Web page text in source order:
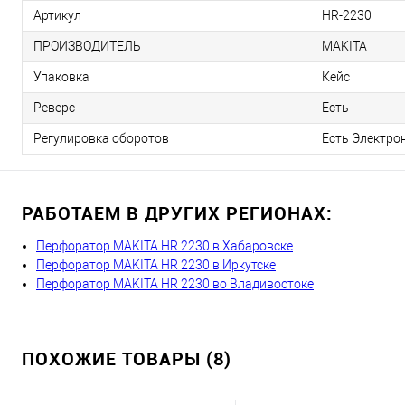
Артикул HR-2230
ПРОИЗВОДИТЕЛЬ MAKITA
Упаковка Кейс
Реверс Есть
Регулировка оборотов Есть
РАБОТАЕМ В ДРУГИХ РЕГИОНАХ:
Перфоратор MAKITA HR 2230 в Хабаровске
Перфоратор MAKITA HR 2230 в Иркутске
Перфоратор MAKITA HR 2230 во Владивостоке
ПОХОЖИЕ ТОВАРЫ (8)